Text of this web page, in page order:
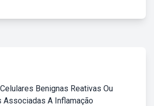
Benignas Reativas Ou
Associadas A Inflamação